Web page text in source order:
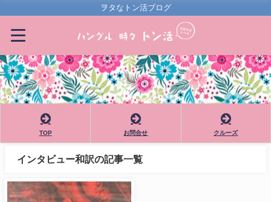
ヲタなトン活ブログ
TOP お問合せ クルーズ
インタビュー和訳の記事一覧